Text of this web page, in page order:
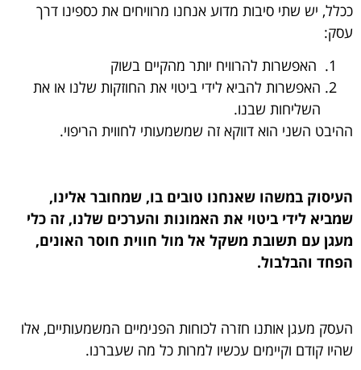
ככלל, יש שתי סיבות מדוע אנחנו מרוויחים את כספינו דרך
עסק:
האפשרות להרוויח יותר מהקיים בשוק
האפשרות להביא לידי ביטוי את החוזקות שלנו או את
השליחות שבנו.
ההיבט השני הוא דווקא זה שמשמעותי לחווית הריפוי.
העיסוק במשהו שאנחנו טובים בו, שמחובר אלינו,
שמביא לידי ביטוי את האמונות והערכים שלנו, זה כלי
מעגן עם תשובת משקל אל מול חווית חוסר האונים,
הפחד והבלבול.
העסק מעגן אותנו חזרה לכוחות הפנימיים המשמעותיים, אלו
שהיו קודם וקיימים עכשיו למרות כל מה שעברנו.